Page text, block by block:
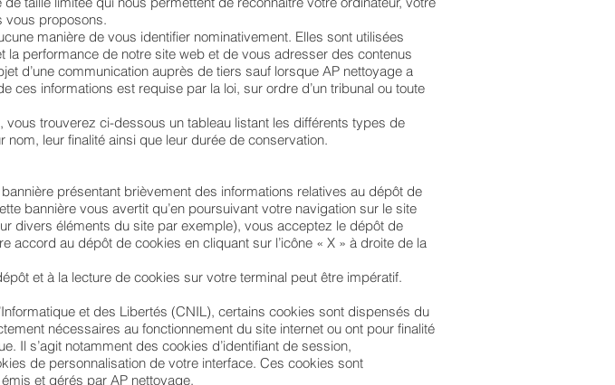
vous proposons.
manière de vous identifier nominativement. Elles sont utilisées
la performance de notre site web et de vous adresser des contenus
d’une communication auprès de tiers sauf lorsque AP nettoyage a
informations est requise par la loi, sur ordre d’un tribunal ou toute
trouverez ci-dessous un tableau listant les différents types de
leur finalité ainsi que leur durée de conservation.
présentant brièvement des informations relatives au dépôt de
bannière vous avertit qu’en poursuivant votre navigation sur le site
divers éléments du site par exemple), vous acceptez le dépôt de
au dépôt de cookies en cliquant sur l’icône « X » à droite de la
et à la lecture de cookies sur votre terminal peut être impératif.​
et des Libertés (CNIL), certains cookies sont dispensés du
nécessaires au fonctionnement du site internet ou ont pour finalité
Il s’agit notamment des cookies d’identifiant de session,
de personnalisation de votre interface. Ces cookies sont
et gérés par AP nettoyage.